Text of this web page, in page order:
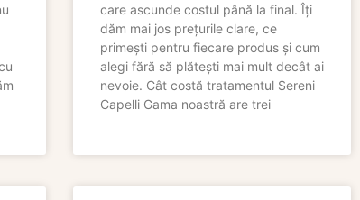
care ascunde costul până la final. Îți
dăm mai jos prețurile clare, ce
primești pentru fiecare produs și cum
alegi fără să plătești mai mult decât ai
nevoie. Cât costă tratamentul Sereni
Capelli Gama noastră are trei